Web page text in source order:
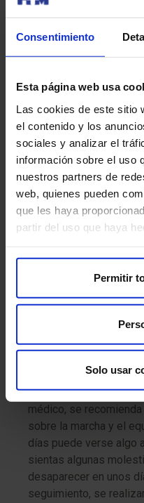
Consentimiento
Esta página web usa
Las cookies de este sitio
el contenido y los
sociales y analizar el
información sobre el uso
nuestros partners de
web, quienes pueden
que les haya
partir del uso que haya
Permitir
Solo usar
molestia que ocurra
de resonancia
Un anestesista
dolor por si fuera
Utilizando imágenes
localizará el área a
con precisión. Las
tejido objetivo,
forma controlada. Es
siempre serán breves
Después del
Después del
evolución y podrás
habituales de manera
médico, se
sobre la marcha y el
días puede verse algo
sientas algunas
desaparecer en unos
seguimiento, se